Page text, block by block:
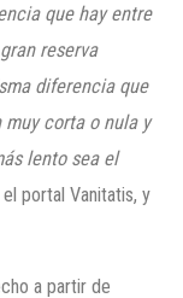
que hay entre
reserva
diferencia que
corta o nula y
lento sea el
portal Vanitatis, y
a partir de